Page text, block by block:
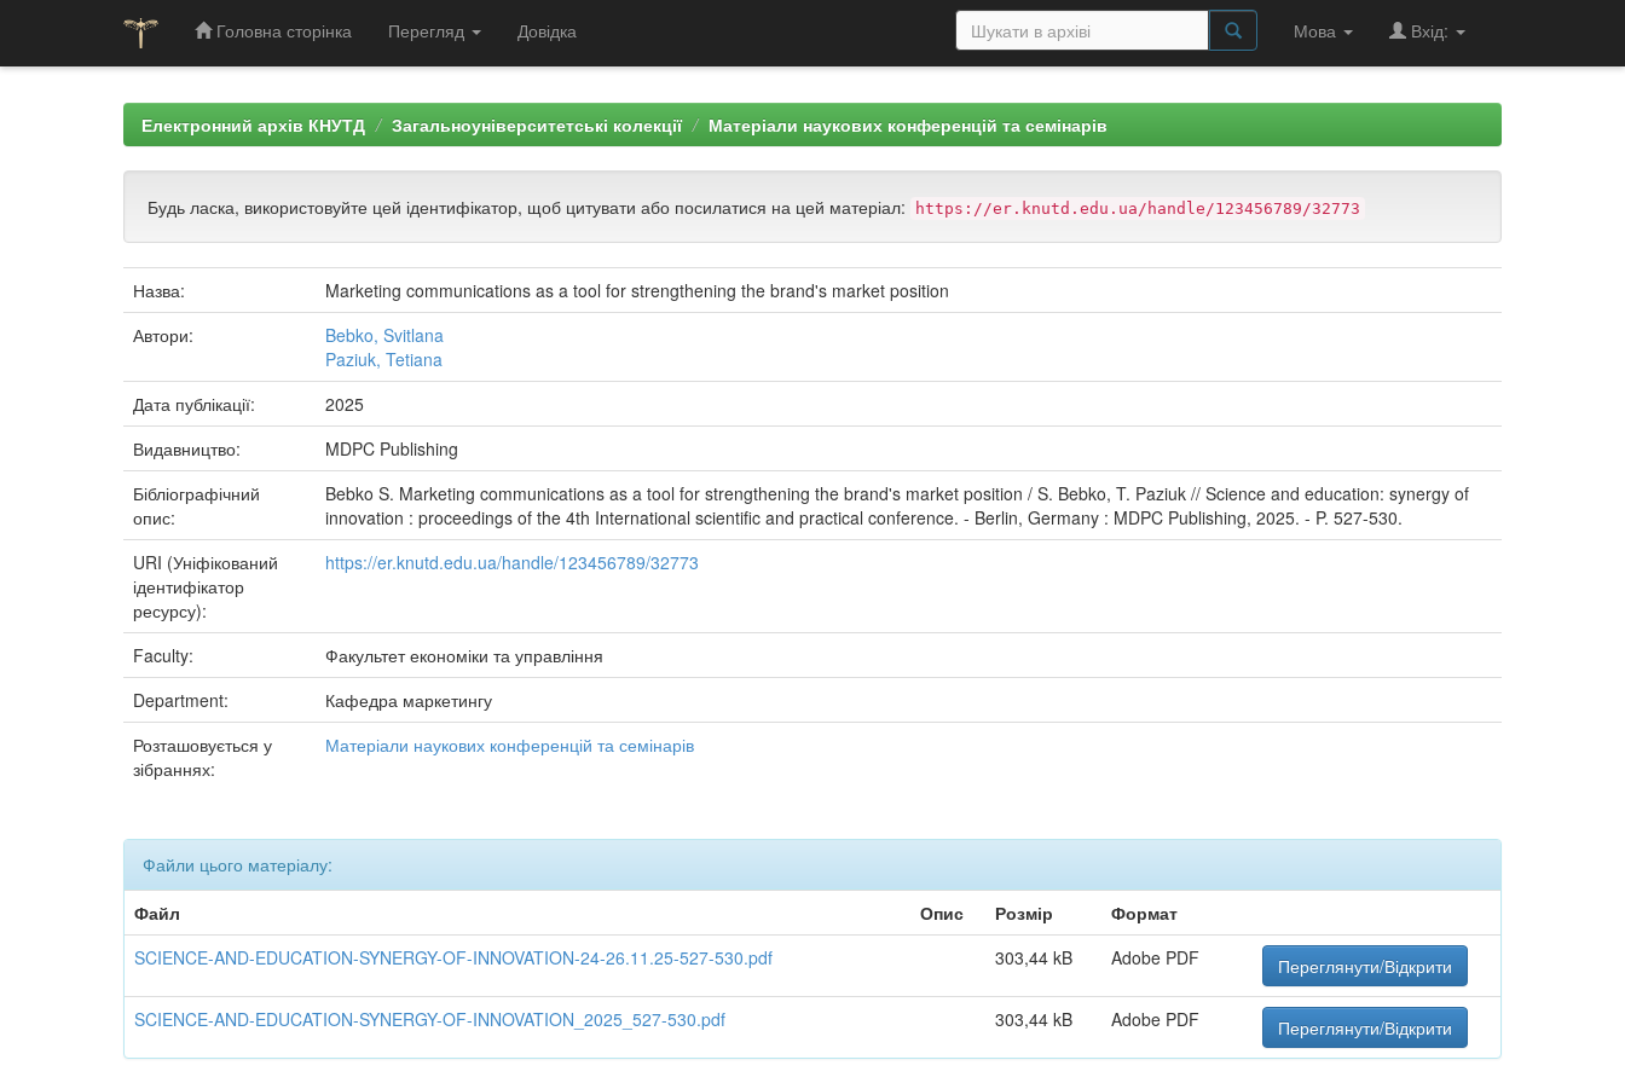
Головна сторінка Перегляд Довідка Мова Вхід:
Електронний архів КНУТД Загальноуніверситетські колекції Матеріали наукових конференцій та семінарів
Будь ласка, використовуйте цей ідентифікатор, щоб цитувати або посилатися на цей матеріал: https://er.knutd.edu.ua/handle/123456789/32773
Назва:
Marketing communications as a tool for strengthening the brand's market position
Автори:
Bebko, Svitlana
Paziuk, Tetiana
Дата публікації:
2025
Видавництво:
MDPC Publishing
Бібліографічний
опис:
Bebko S. Marketing communications as a tool for strengthening the brand's market position / S. Bebko, T. Paziuk // Science and education: synergy of
innovation : proceedings of the 4th International scientific and practical conference. - Berlin, Germany : MDPC Publishing, 2025. - P. 527-530.
URI (Уніфікований
ідентифікатор
ресурсу):
https://er.knutd.edu.ua/handle/123456789/32773
Faculty:
Факультет економіки та управління
Department:
Кафедра маркетингу
Розташовується у
зібраннях:
Матеріали наукових конференцій та семінарів
Файли цього матеріалу:
Файл
Опис Розмір
Формат
SCIENCE-AND-EDUCATION-SYNERGY-OF-INNOVATION-24-26.11.25-527-530.pdf
303,44 kB Adobe PDF Переглянути/Відкрити
SCIENCE-AND-EDUCATION-SYNERGY-OF-INNOVATION_2025_527-530.pdf 303,44 kB Adobe PDF Переглянути/Відкрити